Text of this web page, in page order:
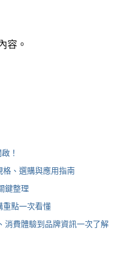
容。
！
格、選購與應用指南
鍵整理
重點一次看懂
消費體驗到品牌資訊一次了解